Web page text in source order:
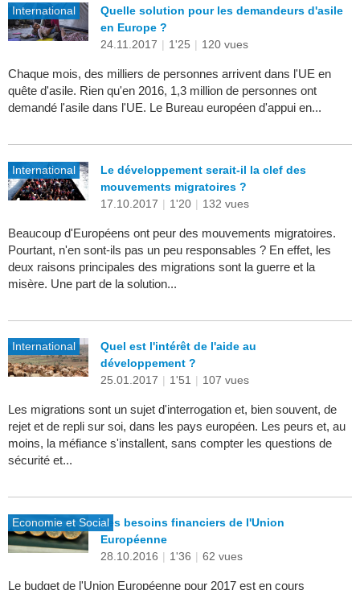
International
Quelle solution pour les demandeurs d'asile
en Europe ?
24.11.2017 | 1'25 | 120 vues
Chaque mois, des milliers de personnes arrivent dans l'UE en
quête d'asile. Rien qu'en 2016, 1,3 million de personnes ont
demandé l'asile dans l'UE. Le Bureau européen d'appui en...
International
Le développement serait-il la clef des
mouvements migratoires ?
17.10.2017 | 1'20 | 132 vues
Beaucoup d'Européens ont peur des mouvements migratoires.
Pourtant, n'en sont-ils pas un peu responsables ? En effet, les
deux raisons principales des migrations sont la guerre et la
misère. Une part de la solution...
International
Quel est l'intérêt de l'aide au
développement ?
25.01.2017 | 1'51 | 107 vues
Les migrations sont un sujet d'interrogation et, bien souvent, de
rejet et de repli sur soi, dans les pays européen. Les peurs et, au
moins, la méfiance s'installent, sans compter les questions de
sécurité et...
Economie et SocialLes besoins financiers de l'Union
Européenne
28.10.2016 | 1'36 | 62 vues
Le budget de l'Union Européenne pour 2017 est en cours